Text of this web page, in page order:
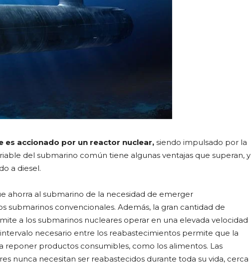
es accionado por un reactor nuclear, siendo impulsado por la
del submarino común tiene algunas ventajas que superan, y
a diesel.
ahorra al submarino de la necesidad de emerger
convencionales. Además, la gran cantidad de
a los submarinos nucleares operar en una elevada velocidad
necesario entre los reabastecimientos permite que la
reponer productos consumibles, como los alimentos. Las
nunca necesitan ser reabastecidos durante toda su vida, cerca